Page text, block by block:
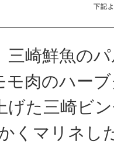
下記
三崎鮮魚の
モ肉のハー
げた三崎ビ
くマリネし